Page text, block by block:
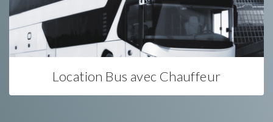
Location Bus avec Chauffeur